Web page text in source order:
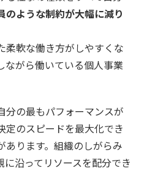
のような制約が大幅に減り
柔軟な働き方がしやすくな
ながら働いている個人事業
分の最もパフォーマンスが
定のスピードを最大化でき
あります。組織のしがらみ
沿ってリソースを配分でき